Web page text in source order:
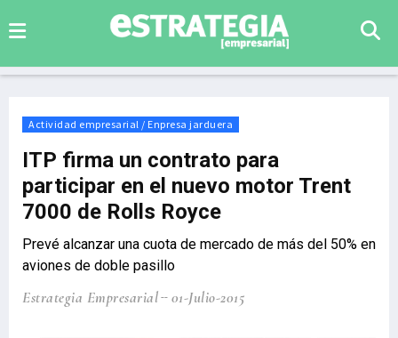
Actividad empresarial / Enpresa jarduera
ITP firma un contrato para
participar en el nuevo motor Trent
7000 de Rolls Royce
Prevé alcanzar una cuota de mercado de más del 50% en
aviones de doble pasillo
Estrategia Empresarial 01-Julio-2015